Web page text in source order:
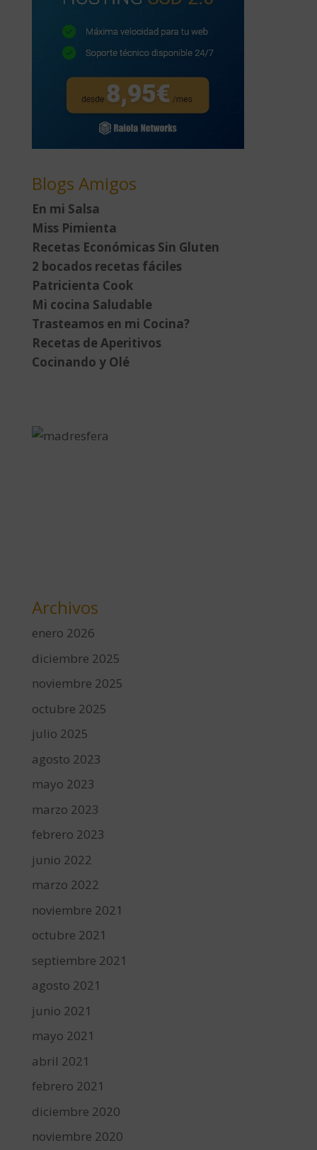
Blogs Amigos
En mi Salsa
Miss Pimienta
Recetas Económicas Sin Gluten
2 bocados recetas fáciles
Patricienta Cook
Mi cocina Saludable
Trasteamos en mi Cocina?
Recetas de Aperitivos
Cocinando y Olé
Archivos
enero 2026
diciembre 2025
noviembre 2025
octubre 2025
julio 2025
agosto 2023
mayo 2023
marzo 2023
febrero 2023
junio 2022
marzo 2022
noviembre 2021
octubre 2021
septiembre 2021
agosto 2021
junio 2021
mayo 2021
abril 2021
febrero 2021
diciembre 2020
noviembre 2020